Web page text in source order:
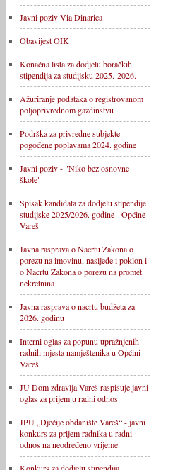
Javni poziv Via Dinarica
Obavijest OIK
Konačna lista za dodjelu boračkih
stipendija za studijsku 2025.-2026.
Ažuriranje podataka o registrovanom
poljoprivrednom gazdinstvu
Podrška za privredne subjekte
pogođene poplavama 2024. godine
Javni poziv - "Niko bez osnovne
škole"
Spisak kandidata za dodjelu stipendije
studijske 2025/2026. godine - Općine
Vareš
Javna rasprava o Nacrtu Zakona o
porezu na imovinu, nasljeđe i poklon i
o Nacrtu Zakona o porezu na promet
nekretnina
Javna rasprava o nacrtu budžeta za
2026. godinu
Interni oglas za popunu upražnjenih
radnih mjesta namještenika u Općini
Vareš
JU Dom zdravlja Vareš raspisuje javni
oglas za prijem u radni odnos
JPU „Dječije obdanište Vareš“ - javni
konkurs za prijem radnika u radni
odnos na neodređeno vrijeme